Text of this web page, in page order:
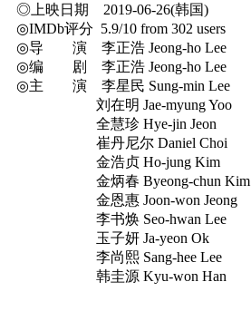
◎上映日期 2019-06-26(韩国)
◎IMDb评分 5.9/10 from 302 users
◎导 演 李正浩 Jeong-ho Lee
◎编 剧 李正浩 Jeong-ho Lee
◎主 演 李星民 Sung-min Lee
刘在明 Jae-myung Yoo
全慧珍 Hye-jin Jeon
崔丹尼尔 Daniel Choi
金浩贞 Ho-jung Kim
金炳春 Byeong-chun Kim
金恩惠 Joon-won Jeong
李书焕 Seo-hwan Lee
玉子妍 Ja-yeon Ok
李尚熙 Sang-hee Lee
韩圭源 Kyu-won Han